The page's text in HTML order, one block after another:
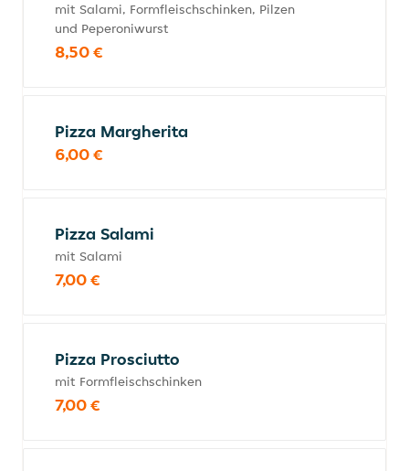
mit Salami, Formfleischschinken, Pilzen
und Peperoniwurst
8,50 €
Pizza Margherita
6,00 €
Pizza Salami
mit Salami
7,00 €
Pizza Prosciutto
mit Formfleischschinken
7,00 €